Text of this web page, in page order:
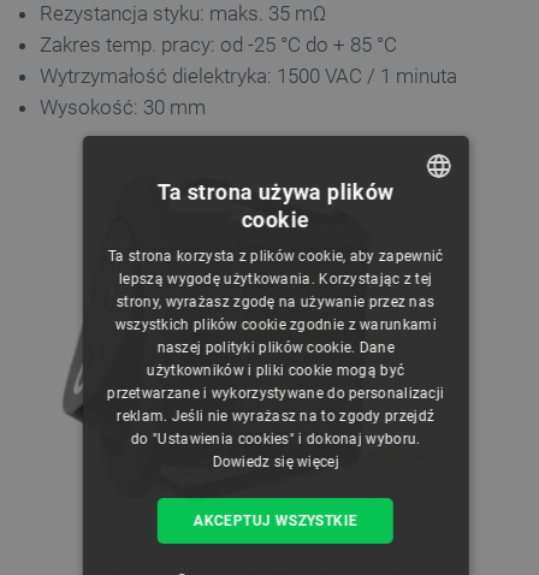
Rezystancja styku: maks. 35 mΩ
Zakres temp. pracy: od -25 °C do + 85 °C
Wytrzymałość dielektryka: 1500 VAC / 1 minuta
Wysokość: 30 mm
CZECH
ENGLISH
GERMAN
Ta strona używa plików
cookie
Ta strona korzysta z plików cookie, aby zapewnić
lepszą wygodę użytkowania. Korzystając z tej
strony, wyrażasz zgodę na używanie przez nas
wszystkich plików cookie zgodnie z warunkami
naszej polityki plików cookie. Dane
użytkowników i pliki cookie mogą być
przetwarzane i wykorzystywane do personalizacji
reklam. Jeśli nie wyrażasz na to zgody przejdź
do "Ustawienia cookies" i dokonaj wyboru.
Dowiedz się więcej
AKCEPTUJ WSZYSTKIE